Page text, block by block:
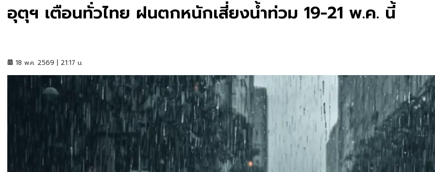
อุตุฯ เตือนทั่วไทย ฝนตกหนักเสี่ยงน้ำท่วม 19-21 พ.ค. นี้
18 พ.ค. 2569 | 21:17 น.